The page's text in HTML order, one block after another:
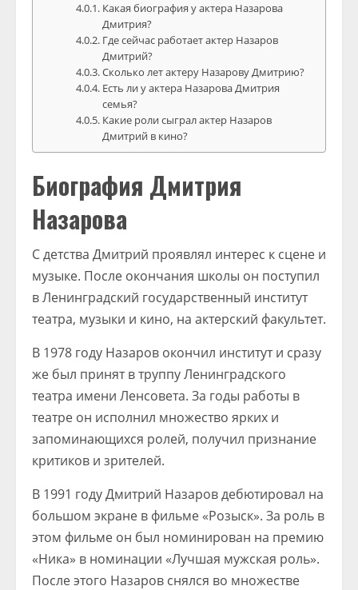
Какая биография у актера Назарова
Дмитрия?
Где сейчас работает актер Назаров
Дмитрий?
Сколько лет актеру Назарову Дмитрию?
Есть ли у актера Назарова Дмитрия
семья?
Какие роли сыграл актер Назаров
Дмитрий в кино?
Биография Дмитрия
Назарова
С детства Дмитрий проявлял интерес к сцене и
музыке. После окончания школы он поступил
в Ленинградский государственный институт
театра, музыки и кино, на актерский факультет.
В 1978 году Назаров окончил институт и сразу
же был принят в труппу Ленинградского
театра имени Ленсовета. За годы работы в
театре он исполнил множество ярких и
запоминающихся ролей, получил признание
критиков и зрителей.
В 1991 году Дмитрий Назаров дебютировал на
большом экране в фильме «Розыск». За роль в
этом фильме он был номинирован на премию
«Ника» в номинации «Лучшая мужская роль».
После этого Назаров снялся во множестве